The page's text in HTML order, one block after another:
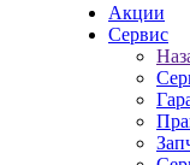
Акции
Сервис